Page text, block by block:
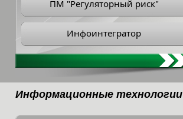
ПМ "Регуляторный риск"
Инфоинтегратор
Информационные технологии